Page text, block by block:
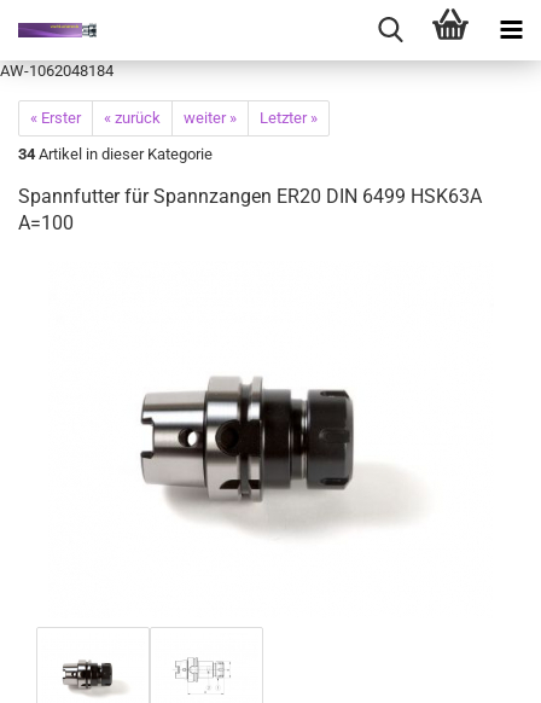
AW-1062048184
« Erster « zurück weiter »
Letzter »
34 Artikel in dieser Kategorie
Spannfutter für Spannzangen ER20 DIN 6499 HSK63A
A=100